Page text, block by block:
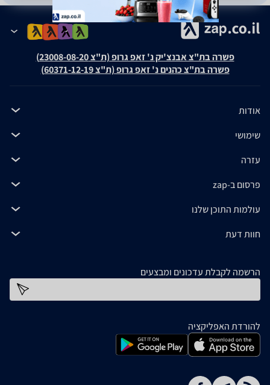
פשרה בת"צ אבנצ'יק נ' זאפ גרופ (ת"צ 23008-08-20)
פשרה בת"צ כהנים נ' זאפ גרופ (ת"צ 60371-12-19)
אודות
שימושי
עזרה
פרסום ב-zap
עולמות התוכן שלנו
חוות דעת
הרשמה לקבלת עדכונים ומבצעים
להורדת האפליקציה